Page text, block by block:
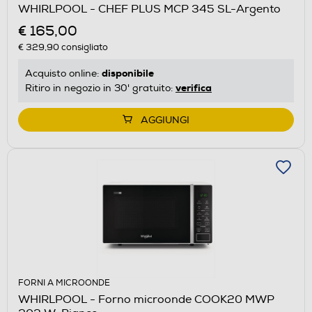
WHIRLPOOL - CHEF PLUS MCP 345 SL-Argento
€ 165,00
€ 329,90consigliato
Acquisto online: disponibile
Ritiro in negozio in 30' gratuito: verifica
AGGIUNGI
FORNI A MICROONDE
WHIRLPOOL - Forno microonde COOK20 MWP